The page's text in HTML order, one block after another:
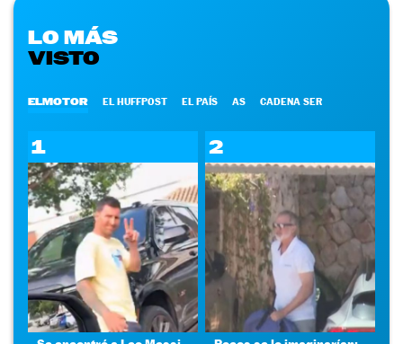
LO MÁS
VISTO
ELMOTOR EL HUFFPOST EL PAÍS AS CADENA SER
1 2